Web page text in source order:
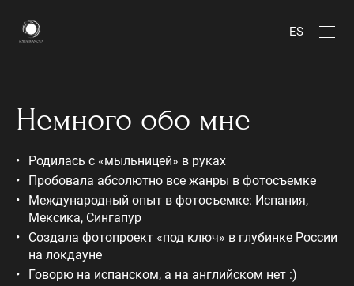
ES
Немного обо мне
Родилась с «мыльницей» в руках
Пробовала абсолютно все жанры в фотосъемке
Международный опыт в фотосъемке: Испания,
Мексика, Сингапур
Создала фотопроект «под ключ» в глубинке России
на локдауне
Говорю на испанском, а на английском нет :)